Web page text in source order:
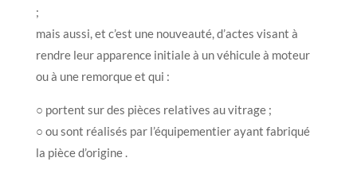
;
mais aussi, et c’est une nouveauté, d’actes visant à
rendre leur apparence initiale à un véhicule à moteur
ou à une remorque et qui :
○ portent sur des pièces relatives au vitrage ;
○ ou sont réalisés par l’équipementier ayant fabriqué
la pièce d’origine .